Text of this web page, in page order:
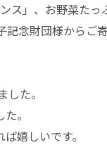
ス」、お野菜たっ
念財団様からご
た。
。
嬉しいです。